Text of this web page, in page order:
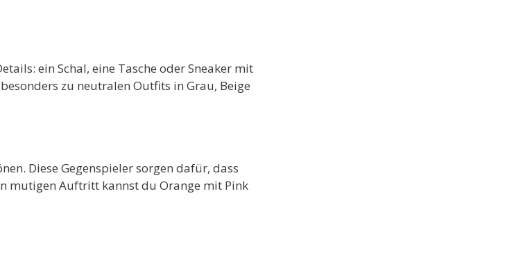
ein Schal, eine Tasche oder Sneaker mit
zu neutralen Outfits in Grau, Beige
Diese Gegenspieler sorgen dafür, dass
mutigen Auftritt kannst du Orange mit Pink